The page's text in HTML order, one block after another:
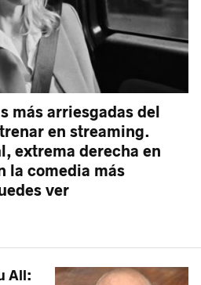
más arriesgadas del
en streaming.
extrema derecha en
la comedia más
ver
All: